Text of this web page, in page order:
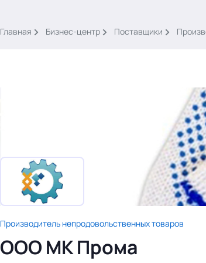
Войти
картина дня
темы
материалы
видео
события
Главная Бизнес-центр Поставщики
Производитель непродовольственных товаров
ООО МК Прома